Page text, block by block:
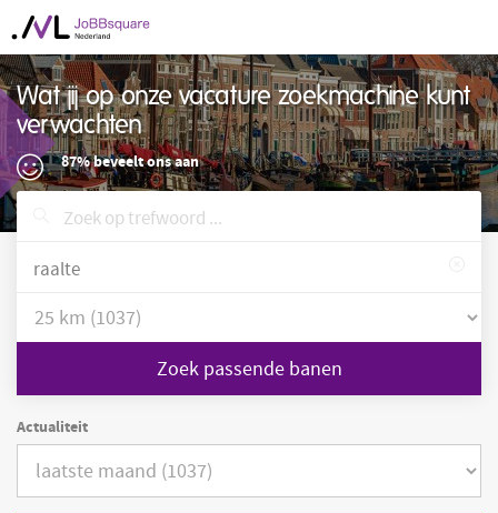
Wat jij op onze vacature zoekmachine kunt
verwachten
87% beveelt ons aan
Zoek passende banen
Actualiteit